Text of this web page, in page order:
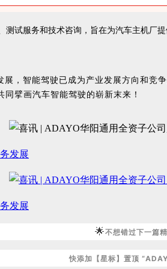
测试服务和技术咨询，旨在为汽车主机厂
，智能驾驶已成为产业发展方向和竞
擘画汽车智能驾驶的崭新末来！
🌟不想错过下一篇
快添加【星标】置顶